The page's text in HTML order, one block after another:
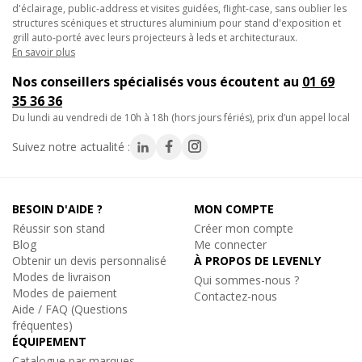
- Corps et grille métalliques
- Caractéristiques techniques :
- Directivité : Super Cardioïde
- Sensibilité (champ libre, à vide) : 1, 8mV/Pa (1 kHz)
- Impédance nominale : 200 ohms
- Impédance minimum de charge : 1 kilo ohms
- Dimensions : 46 x 193 mm
- 1 micro E 865 S
- 1 étui
- 1 pince MZQ 800.
- Accessoires recommandés :
- Bonnette MZW 4032 (code 3157)
d'éclairage, public-address et visites guidées, flight-case, sans oublier les
structures scéniques et structures aluminium pour stand d'exposition et
grill auto-porté avec leurs projecteurs à leds et architecturaux.
En savoir plus
Nos conseillers spécialisés vous écoutent au 01 69
35 36 36
du lundi au vendredi de 10h à 18h (hors jours fériés), prix d’un appel local
Suivez notre actualité :
BESOIN D'AIDE ?
Réussir son stand
Blog
Obtenir un devis personnalisé
Modes de livraison
Modes de paiement
Aide / FAQ (Questions
fréquentes)
ÉQUIPEMENT
MON COMPTE
Créer mon compte
Me connecter
À PROPOS DE LEVENLY
Qui sommes-nous ?
Contactez-nous